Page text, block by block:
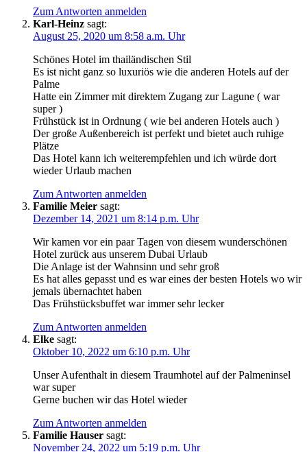
Zum Antworten anmelden
Karl-Heinz sagt:
August 25, 2020 um 8:58 a.m. Uhr
Schönes Hotel im thailändischen Stil
Es ist nicht ganz so luxuriös wie die anderen Hotels auf der
Palme
Hatte ein Zimmer mit direktem Zugang zur Lagune ( war
super )
Frühstück ist in Ordnung ( wie bei anderen Hotels auch )
Der große Außenbereich ist perfekt und bietet auch ruhige
Plätze
Das Hotel kann ich weiterempfehlen und ich würde dort
wieder Urlaub machen
Zum Antworten anmelden
Familie Meier sagt:
Dezember 14, 2021 um 8:14 p.m. Uhr
Wir kamen vor ein paar Tagen von diesem wunderschönen
Hotel zurück aus unserem Dubai Urlaub
Die Anlage ist der Wahnsinn und sehr groß
Es hat alles gepasst und es war eines der besten Hotels wo wir
jemals übernachtet haben
Das Frühstücksbuffet war immer sehr lecker
Zum Antworten anmelden
Elke sagt:
Oktober 10, 2022 um 6:10 p.m. Uhr
Unser Aufenthalt in diesem Traumhotel auf der Palmeninsel
war super
Gerne buchen wir das Hotel wieder
Zum Antworten anmelden
Familie Hauser sagt:
November 24, 2022 um 5:19 p.m. Uhr